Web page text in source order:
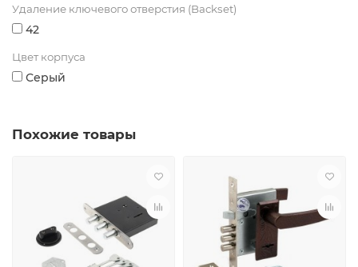
Удаление ключевого отверстия (Backset)
42
Цвет корпуса
Серый
Похожие товары